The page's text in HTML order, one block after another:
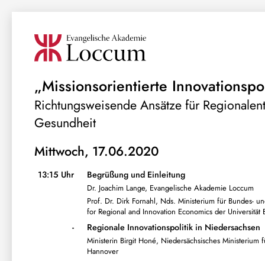
„Missionsorientierte
Richtungsweisende Ansätze für
Gesundheit
Mittwoch, 17.06.2020
13:15 Uhr Begrüßung und Einleitung
Dr. Joachim Lange, Evangelische Akademie Loccum
Prof. Dr. Dirk Fornahl, Nds. Ministerium für Bundes-
for Regional and Innovation Economics der Universität
- Regionale Innovationspolitik in Niedersachsen
Ministerin Birgit Honé, Niedersächsisches
Hannover